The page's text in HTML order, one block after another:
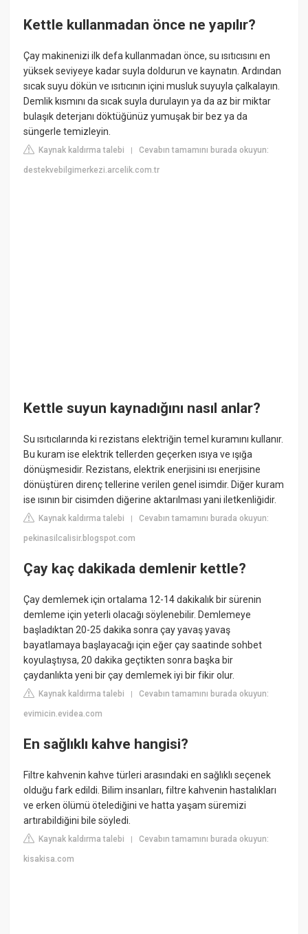
Kettle kullanmadan önce ne yapılır?
Çay makinenizi ilk defa kullanmadan önce, su ısıtıcısını en
yüksek seviyeye kadar suyla doldurun ve kaynatın. Ardından
sıcak suyu dökün ve ısıtıcının içini musluk suyuyla çalkalayın.
Demlik kısmını da sıcak suyla durulayın ya da az bir miktar
bulaşık deterjanı döktüğünüz yumuşak bir bez ya da
süngerle temizleyin.
Kaynak kaldırma talebi |Cevabın tamamını burada okuyun:
destekvebilgimerkezi.arcelik.com.tr
Kettle suyun kaynadığını nasıl anlar?
Su ısıtıcılarında ki rezistans elektriğin temel kuramını kullanır.
Bu kuram ise elektrik tellerden geçerken ısıya ve ışığa
dönüşmesidir. Rezistans, elektrik enerjisini ısı enerjisine
dönüştüren direnç tellerine verilen genel isimdir. Diğer kuram
ise ısının bir cisimden diğerine aktarılması yani iletkenliğidir.
Kaynak kaldırma talebi |Cevabın tamamını burada okuyun:
pekinasilcalisir.blogspot.com
Çay kaç dakikada demlenir kettle?
Çay demlemek için ortalama 12-14 dakikalık bir sürenin
demleme için yeterli olacağı söylenebilir. Demlemeye
başladıktan 20-25 dakika sonra çay yavaş yavaş
bayatlamaya başlayacağı için eğer çay saatinde sohbet
koyulaştıysa, 20 dakika geçtikten sonra başka bir
çaydanlıkta yeni bir çay demlemek iyi bir fikir olur.
Kaynak kaldırma talebi |Cevabın tamamını burada okuyun:
evimicin.evidea.com
En sağlıklı kahve hangisi?
Filtre kahvenin kahve türleri arasındaki en sağlıklı seçenek
olduğu fark edildi. Bilim insanları, filtre kahvenin hastalıkları
ve erken ölümü ötelediğini ve hatta yaşam süremizi
artırabildiğini bile söyledi.
Kaynak kaldırma talebi |Cevabın tamamını burada okuyun:
kisakisa.com